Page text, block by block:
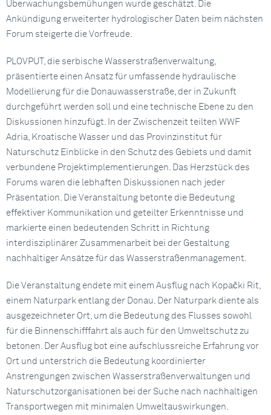
Überwachungsbemühungen wurde geschätzt. Die
Ankündigung erweiterter hydrologischer Daten beim nächsten
Forum steigerte die Vorfreude.
PLOVPUT, die serbische Wasserstraßenverwaltung,
präsentierte einen Ansatz für umfassende hydraulische
Modellierung für die Donauwasserstraße, der in Zukunft
durchgeführt werden soll und eine technische Ebene zu den
Diskussionen hinzufügt. In der Zwischenzeit teilten WWF
Adria, Kroatische Wasser und das Provinzinstitut für
Naturschutz Einblicke in den Schutz des Gebiets und damit
verbundene Projektimplementierungen. Das Herzstück des
Forums waren die lebhaften Diskussionen nach jeder
Präsentation. Die Veranstaltung betonte die Bedeutung
effektiver Kommunikation und geteilter Erkenntnisse und
markierte einen bedeutenden Schritt in Richtung
interdisziplinärer Zusammenarbeit bei der Gestaltung
nachhaltiger Ansätze für das Wasserstraßenmanagement.
Die Veranstaltung endete mit einem Ausflug nach Kopački Rit,
einem Naturpark entlang der Donau. Der Naturpark diente als
ausgezeichneter Ort, um die Bedeutung des Flusses sowohl
für die Binnenschifffahrt als auch für den Umweltschutz zu
betonen. Der Ausflug bot eine aufschlussreiche Erfahrung vor
Ort und unterstrich die Bedeutung koordinierter
Anstrengungen zwischen Wasserstraßenverwaltungen und
Naturschutzorganisationen bei der Suche nach nachhaltigen
Transportwegen mit minimalen Umweltauswirkungen.